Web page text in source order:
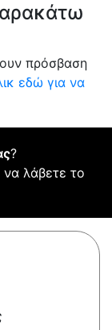
πρόσβαση
εδώ για να
?
να λάβετε το